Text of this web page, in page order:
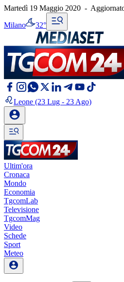
Martedì 19 Maggio 2020 -
Milano 32°
Leone (23 Lug - 23 Ago)
Ultim'ora
Cronaca
Mondo
Economia
TgcomLab
Televisione
TgcomMag
Video
Schede
Sport
Meteo